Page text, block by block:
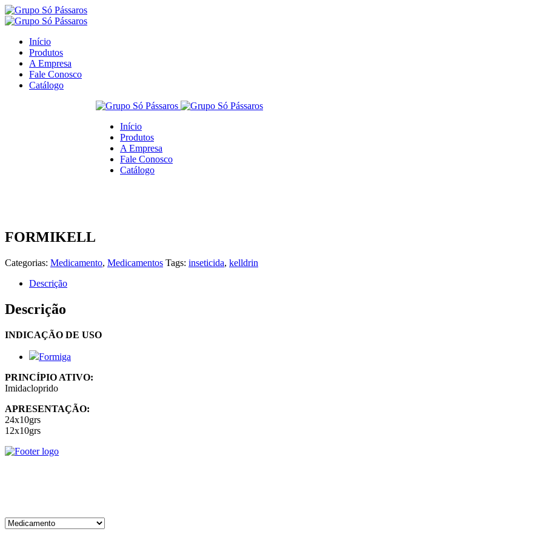
Início
Produtos
A Empresa
Fale Conosco
Catálogo
Início
Produtos
A Empresa
Fale Conosco
Catálogo
FORMIKELL
Categorias: Medicamento, Medicamentos Tags: inseticida, kelldrin
Descrição
Descrição
INDICAÇÃO DE USO
Formiga
PRINCÍPIO ATIVO:
Imidacloprido
APRESENTAÇÃO:
24x10grs
12x10grs